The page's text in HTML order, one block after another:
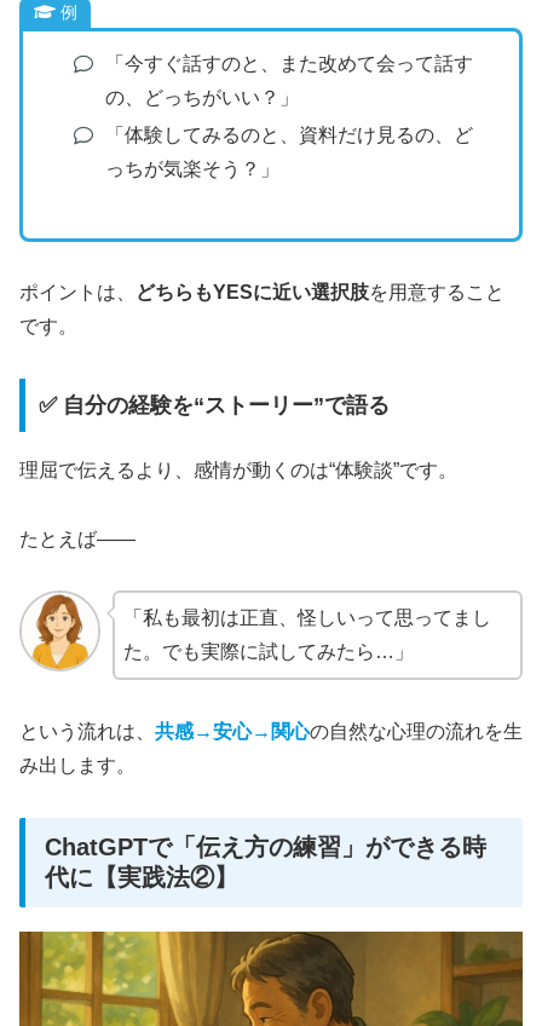
例
「今すぐ話すのと、また改めて会って話す
の、どっちがいい？」
「体験してみるのと、資料だけ見るの、ど
っちが気楽そう？」
ポイントは、 どちらもYESに近い選択肢を用意すること
です。
✅ 自分の経験を“ストーリー”で語る
理屈で伝えるより、感情が動くのは“体験談”です。
たとえば——
「私も最初は正直、怪しいって思ってまし
た。でも実際に試してみたら…」
という流れは、 共感→安心→関心の自然な心理の流れを生
み出します。
ChatGPTで「伝え方の練習」ができる時
代に【実践法②】